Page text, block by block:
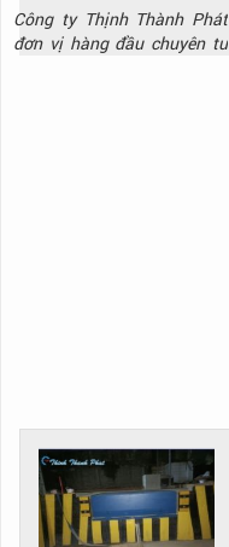
CHẤT LƯỢNG
Công ty Thịnh Thành Phát
đơn vị hàng đầu chuyên tư